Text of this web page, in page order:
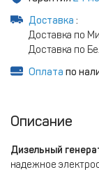
Доставка :
Доставка по
Доставка по
Оплата по
Описание
Дизельный
надежное